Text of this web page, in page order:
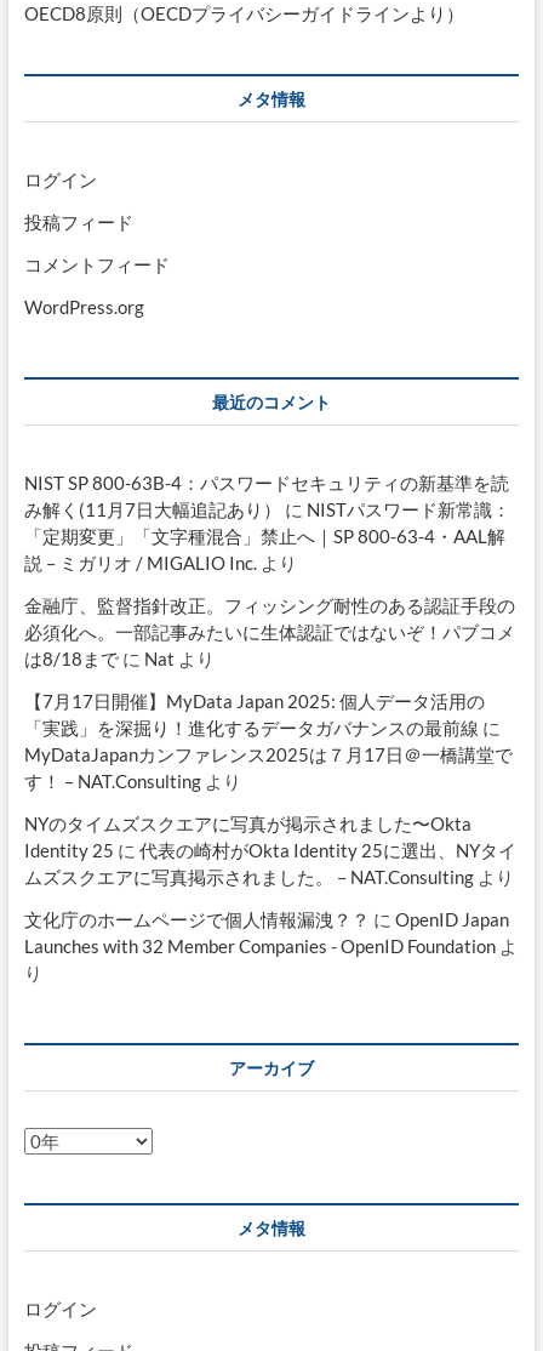
OECD8原則（OECDプライバシーガイドラインより）
メタ情報
ログイン
投稿フィード
コメントフィード
WordPress.org
最近のコメント
NIST SP 800-63B-4：パスワードセキュリティの新基準を読
み解く(11月7日大幅追記あり）
に NISTパスワード新常識：
「定期変更」「文字種混合」禁止へ｜SP 800-63-4・AAL解
説 – ミガリオ / MIGALIO Inc.より
金融庁、監督指針改正。フィッシング耐性のある認証手段の
必須化へ。一部記事みたいに生体認証ではないぞ！パブコメ
は8/18までに Nat より
【7月17日開催】MyData Japan 2025: 個人データ活用の
「実践」を深掘り！進化するデータガバナンスの最前線 に
MyDataJapanカンファレンス2025は７月17日＠一橋講堂で
す！ – NAT.Consultingより
NYのタイムズスクエアに写真が掲示されました〜Okta
Identity 25 に 代表の崎村がOkta Identity 25に選出、NYタイ
ムズスクエアに写真掲示されました。 – NAT.Consultingより
文化庁のホームページで個人情報漏洩？？ に OpenID Japan
Launches with 32 Member Companies - OpenID Foundationよ
り
アーカイブ
ア
ブ
メタ情報
ログイン